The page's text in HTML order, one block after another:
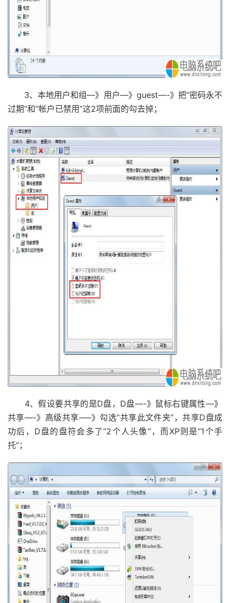
3、本地用户和组—》用户—》guest—-》把“密码永不
过期”和“帐户已禁用”这2项前面的勾去掉；
4、假设要共享的是D盘，D盘—-》鼠标右键属性—》
共享—-》高级共享—–》勾选“共享此文件夹”，共享D盘成
功后，D盘的盘符会多了“2个人头像”，而XP则是“1个手
托”；